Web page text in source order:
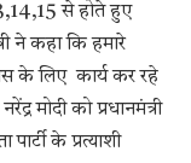
से होते हुए
ने कहा कि हमारे
के लिए कार्य कर रहे
मोदी को प्रधानमंत्री
के प्रत्याशी